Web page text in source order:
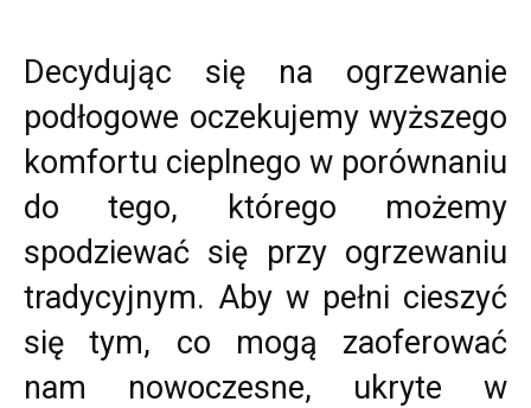
Decydując się na ogrzewanie
podłogowe oczekujemy wyższego
komfortu cieplnego w porównaniu
do tego, którego możemy
spodziewać się przy ogrzewaniu
tradycyjnym. Aby w pełni cieszyć
się tym, co mogą zaoferować
nam nowoczesne, ukryte w